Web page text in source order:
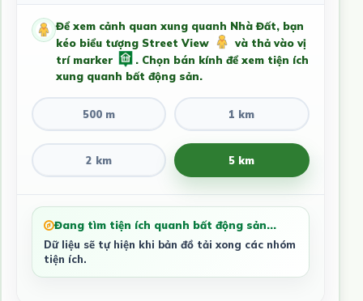
Để xem cảnh quan xung quanh Nhà Đất, bạn
kéo biểu tượng Street View
và thả vào vị
trí marker
. Chọn bán kính để xem tiện ích
xung quanh bất động sản.
500 m 1 km
2 km 5 km
Đang tìm tiện ích quanh bất động sản...
Dữ liệu sẽ tự hiện khi bản đồ tải xong các nhóm
tiện ích.